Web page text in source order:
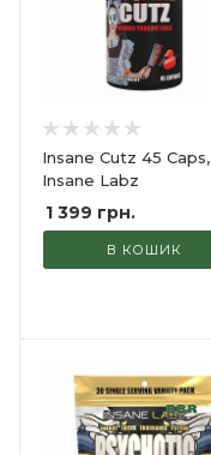
Insane Cutz 45 Caps,
Insane Labz
1 399 грн.
В КОШИК